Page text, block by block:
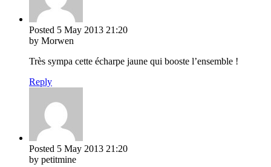
Posted 5 May 2013 21:20
by Morwen
Très sympa cette écharpe jaune qui booste l’ensemble !
Reply
Posted 5 May 2013 21:20
by petitmine